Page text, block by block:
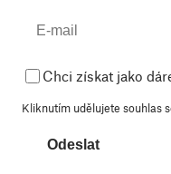
Chci získat jako
Kliknutím udělujete souhlas
Odeslat